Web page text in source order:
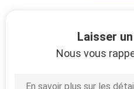
Laisser
Nous vous